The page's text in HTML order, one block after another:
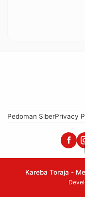
Pedoman SiberPrivacy
Kareba Toraja -